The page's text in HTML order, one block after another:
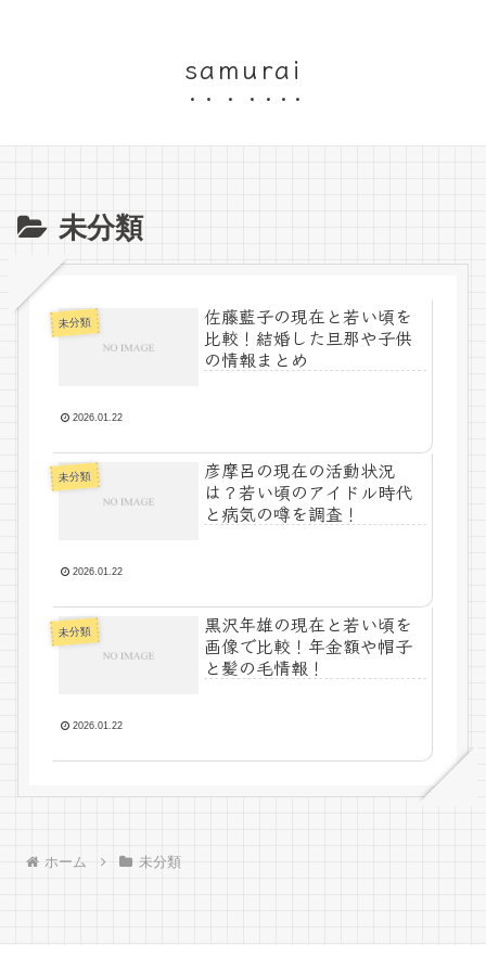
samurai
未分類
未分類
佐藤藍子の現在と若い頃を
比較！結婚した旦那や子供
の情報まとめ
2026.01.22
未分類
彦摩呂の現在の活動状況
は？若い頃のアイドル時代
と病気の噂を調査！
2026.01.22
未分類
黒沢年雄の現在と若い頃を
画像で比較！年金額や帽子
と髪の毛情報！
2026.01.22
ホーム 未分類